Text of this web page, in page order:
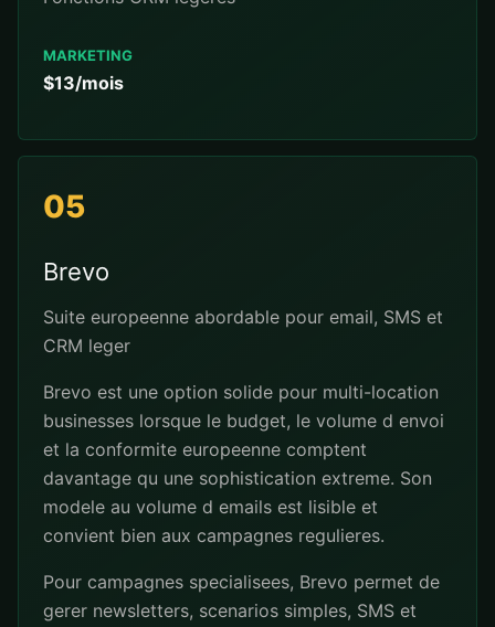
MARKETING
$13/mois
05
Brevo
Suite europeenne abordable pour email, SMS et
CRM leger
Brevo est une option solide pour multi-location
businesses lorsque le budget, le volume d envoi
et la conformite europeenne comptent
davantage qu une sophistication extreme. Son
modele au volume d emails est lisible et
convient bien aux campagnes regulieres.
Pour campagnes specialisees, Brevo permet de
gerer newsletters, scenarios simples, SMS et